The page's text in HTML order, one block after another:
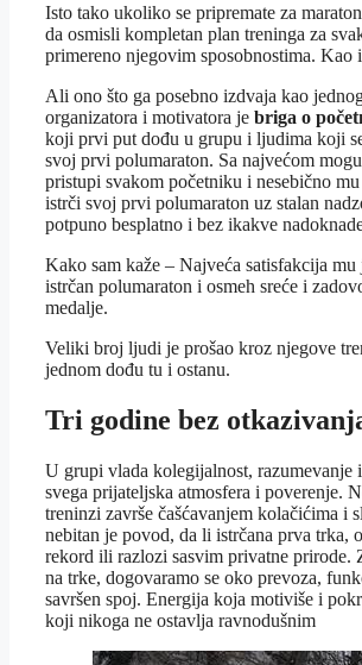
Isto tako ukoliko se pripremate za
da osmisli kompletan plan treninga za
primereno njegovim sposobnostima. Kao
Ali ono što ga posebno izdvaja kao
organizatora i motivatora je briga o
koji prvi put dođu u grupu i ljudima koji
svoj prvi polumaraton. Sa najvećom
pristupi svakom početniku i nesebično
istrči svoj prvi polumaraton uz stalan
potpuno besplatno i bez ikakve
Kako sam kaže – Najveća satisfakcija mu
istrčan polumaraton i osmeh sreće i
medalje.
Veliki broj ljudi je prošao kroz njegove
jednom dođu tu i ostanu.
Tri godine bez
U grupi vlada kolegijalnost, razumevanje
svega prijateljska atmosfera i poverenje.
treninzi završe čašćavanjem kolačićima i
nebitan je povod, da li istrčana prva trka,
rekord ili razlozi sasvim privatne prirode.
na trke, dogovaramo se oko prevoza,
savršen spoj. Energija koja motiviše i
koji nikoga ne ostavlja ravnodušnim